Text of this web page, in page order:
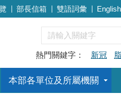
部長信箱 雙語詞彙 English
熱門關鍵字： 新冠
本部各單位及所屬機關